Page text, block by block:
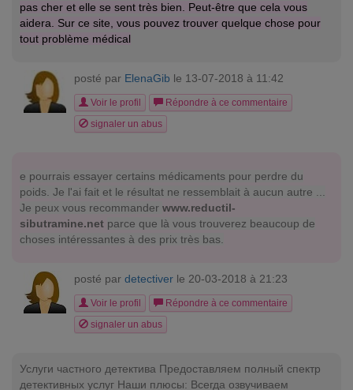
pas cher et elle se sent très bien. Peut-être que cela vous
aidera. Sur ce site, vous pouvez trouver quelque chose pour
tout problème médical
posté par ElenaGib le 13-07-2018 à 11:42
Voir le profil
Répondre à ce commentaire
signaler un abus
e pourrais essayer certains médicaments pour perdre du
poids. Je l'ai fait et le résultat ne ressemblait à aucun autre ...
Je peux vous recommander www.reductil-
sibutramine.net parce que là vous trouverez beaucoup de
choses intéressantes à des prix très bas.
posté par detectiver le 20-03-2018 à 21:23
Voir le profil
Répondre à ce commentaire
signaler un abus
Услуги частного детектива Предоставляем полный спектр
детективных услуг Наши плюсы: Всегда озвучиваем